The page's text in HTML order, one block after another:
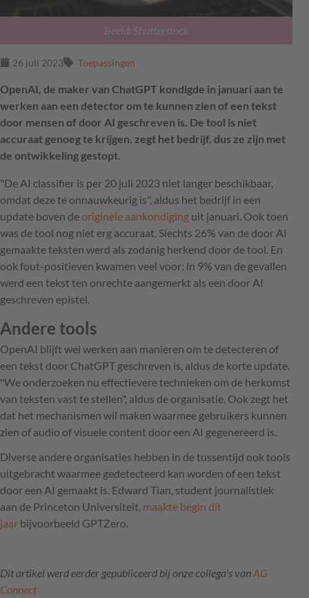
Beeld: Shutterstock
26 juli 2023 Toepassingen
OpenAI , de maker van ChatGPT kondigde in januari aan te
werken aan een detector om te kunnen zien of een tekst
door mensen of door AI geschreven is. De tool is niet
accuraat genoeg te krijgen, zegt het bedrijf, dus ze zijn met
de ontwikkeling gestopt.
"De AI classifier is per 20 juli 2023 niet langer beschikbaar,
omdat deze te onnauwkeurig is", aldus het bedrijf in een
update boven deoriginele aankondiging uit januari. Ook toen
was de tool nog niet erg accuraat. Slechts 26% van de door AI
gemaakte teksten werd als zodanig herkend door de tool. En
ook fout-positieven kwamen veel voor: in 9% van de gevallen
werd een tekst ten onrechte aangemerkt als een door AI
geschreven epistel.
Andere tools
OpenAI blijft wel werken aan manieren om te detecteren of
een tekst door ChatGPT geschreven is, aldus de korte update.
"We onderzoeken nu effectievere technieken om de herkomst
van teksten vast te stellen", aldus de organisatie. Ook zegt het
dat het mechanismen wil maken waarmee gebruikers kunnen
zien of audio of visuele content door een AI gegenereerd is.
Diverse andere organisaties hebben in de tussentijd ook tools
uitgebracht waarmee gedetecteerd kan worden of een tekst
door een AI gemaakt is. Edward Tian, student journalistiek
aan de Princeton Universiteit, maakte begin dit
jaar bijvoorbeeld GPTZero.
Dit artikel werd eerder gepubliceerd bij onze collega's van AG
Connect